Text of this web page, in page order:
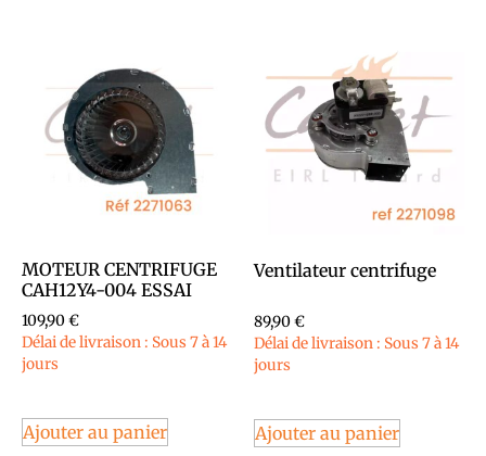
MOTEUR CENTRIFUGE
CAH12Y4-004 ESSAI
109,90€
Délai de livraison : Sous 7 à 14
jours
Ajouter au panier
Ventilateur centrifuge
89,90€
Délai de livraison : Sous 7 à 14
jours
Ajouter au panier